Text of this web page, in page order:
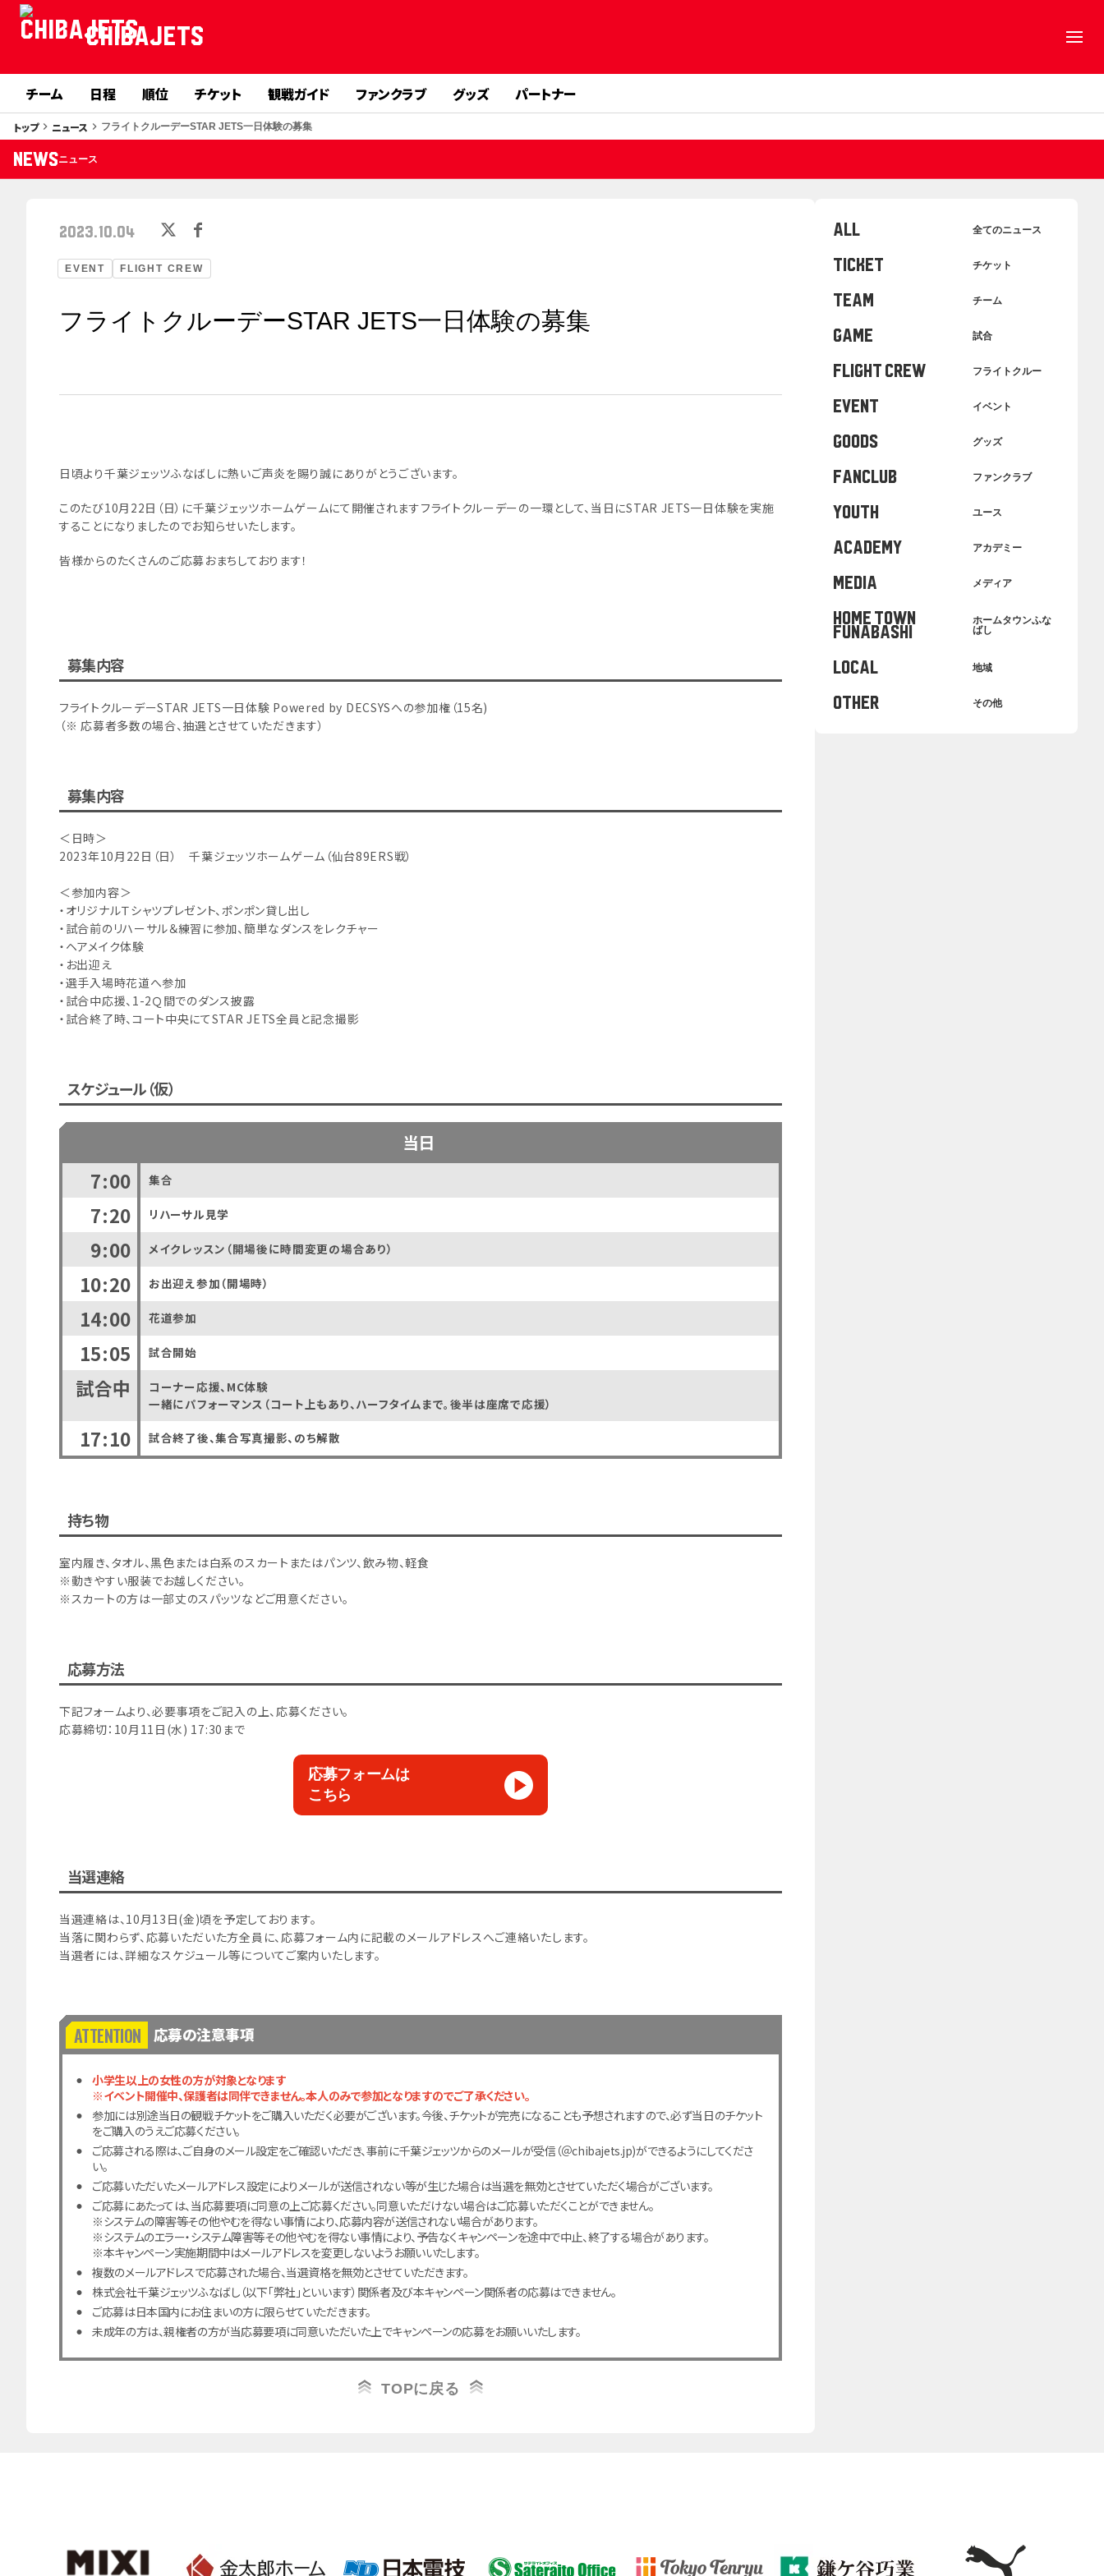
CHIBAJETS
チーム 日程 順位 チケット 観戦ガイド ファンクラブ グッズ パートナー
トップkeyboard_arrow_right ニュース keyboard_arrow_right フライトクルーデーSTAR JETS一日体験の募集
NEWSニュース
EVENT FLIGHT CREW
2023.10.04
フライトクルーデーSTAR JETS一日体験の募集
日頃より千葉ジェッツふなばしに熱いご声炎を賜り誠にありがとうございます。
このたび10月22日（日）に千葉ジェッツホームゲームにて開催されますフライトクルーデーの一環として、当日にSTAR JETS一日体験を実施
することになりましたのでお知らせいたします。
皆様からのたくさんのご応募おまちしております！
募集内容
フライトクルーデーSTAR JETS一日体験 Powered by DECSYSへの参加権（15名)
（※ 応募者多数の場合、抽選とさせていただきます）
募集内容
＜日時＞
2023年10月22日（日） 千葉ジェッツホームゲーム（仙台89ERS戦）
＜参加内容＞
・オリジナルＴシャツプレゼント、ポンポン貸し出し
・試合前のリハーサル＆練習に参加、簡単なダンスをレクチャー
・ヘアメイク体験
・お出迎え
・選手入場時花道へ参加
・試合中応援、1-2Ｑ間でのダンス披露
・試合終了時、コート中央にてSTAR JETS全員と記念撮影
スケジュール（仮）
当日
7:00 集合
7:20 リハーサル見学
9:00 メイクレッスン（開場後に時間変更の場合あり）
10:20 お出迎え参加（開場時）
14:00 花道参加
15:05 試合開始
試合中
コーナー応援、MC体験
一緒にパフォーマンス（コート上もあり、ハーフタイムまで。後半は座席で応援）
17:10 試合終了後、集合写真撮影、のち解散
持ち物
室内履き、タオル、黒色または白系のスカートまたはパンツ、飲み物、軽食
※動きやすい服装でお越しください。
※スカートの方は一部丈のスパッツなどご用意ください。
応募方法
下記フォームより、必要事項をご記入の上、応募ください。
応募締切：10月11日(水) 17:30まで
応募フォームは
こちら
当選連絡
当選連絡は、10月13日(金)頃を予定しております。
当落に関わらず、応募いただいた方全員に、応募フォーム内に記載のメールアドレスへご連絡いたします。
当選者には、詳細なスケジュール等についてご案内いたします。
応募の注意事項
小学生以上の女性の方が対象となります
※イベント開催中、保護者は同伴できません。本人のみで参加となりますのでご了承ください。
参加には別途当日の観戦チケットをご購入いただく必要がございます。今後、チケットが完売になることも予想されますので、必ず当日のチケット
をご購入のうえご応募ください。
ご応募される際は、ご自身のメール設定をご確認いただき、事前に千葉ジェッツからのメールが受信（＠chibajets.jp)ができるようにしてくださ
い。
ご応募いただいたメールアドレス設定によりメールが送信されない等が生じた場合は当選を無効とさせていただく場合がございます。
ご応募にあたっては、当応募要項に同意の上ご応募ください。同意いただけない場合はご応募いただくことができません。
※システムの障害等その他やむを得ない事情により、応募内容が送信されない場合があります。
※システムのエラー・システム障害等その他やむを得ない事情により、予告なくキャンペーンを途中で中止、終了する場合があります。
※本キャンペーン実施期間中はメールアドレスを変更しないようお願いいたします。
複数のメールアドレスで応募された場合、当選資格を無効とさせていただきます。
株式会社千葉ジェッツふなばし（以下「弊社」といいます）関係者及び本キャンペーン関係者の応募はできません。
ご応募は日本国内にお住まいの方に限らせていただきます。
未成年の方は、親権者の方が当応募要項に同意いただいた上でキャンペーンの応募をお願いいたします。
TOPに戻る
ALL 全てのニュース
TICKET チケット
TEAM チーム
GAME 試合
FLIGHT CREW フライトクルー
EVENT イベント
GOODS グッズ
FANCLUB ファンクラブ
YOUTH ユース
ACADEMY アカデミー
MEDIA メディア
HOME TOWN
FUNABASHI
ホームタウンふな
ばし
LOCAL 地域
OTHER その他